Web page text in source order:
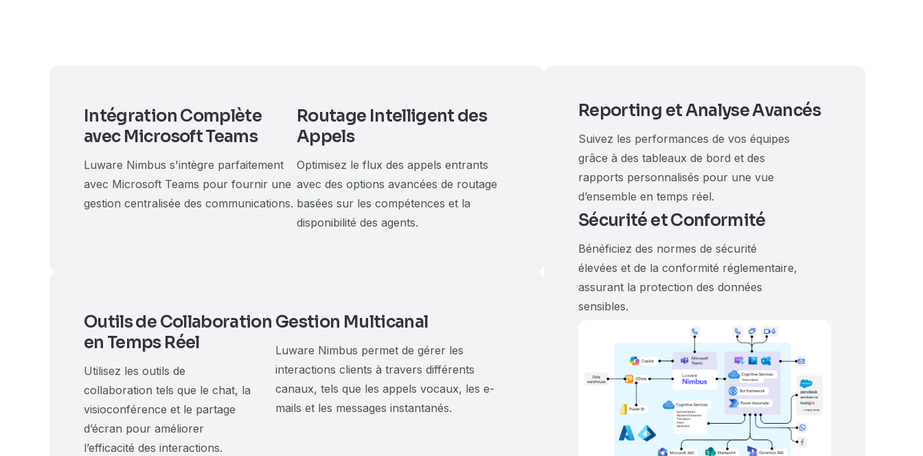
Intégration Complète
avec Microsoft Teams
Luware Nimbus s'intègre parfaitement
avec Microsoft Teams pour fournir une
gestion centralisée des communications.
Routage Intelligent des
Appels
Optimisez le flux des appels entrants
avec des options avancées de routage
basées sur les compétences et la
disponibilité des agents.
Outils de Collaboration
en Temps Réel
Utilisez les outils de
collaboration tels que le chat, la
visioconférence et le partage
d’écran pour améliorer
l’efficacité des interactions.
Gestion Multicanal
Luware Nimbus permet de gérer les
interactions clients à travers différents
canaux, tels que les appels vocaux, les e-
mails et les messages instantanés.
Reporting et Analyse Avancés
Suivez les performances de vos équipes
grâce à des tableaux de bord et des
rapports personnalisés pour une vue
d’ensemble en temps réel.
Sécurité et Conformité
Bénéficiez des normes de sécurité
élevées et de la conformité réglementaire,
assurant la protection des données
sensibles.